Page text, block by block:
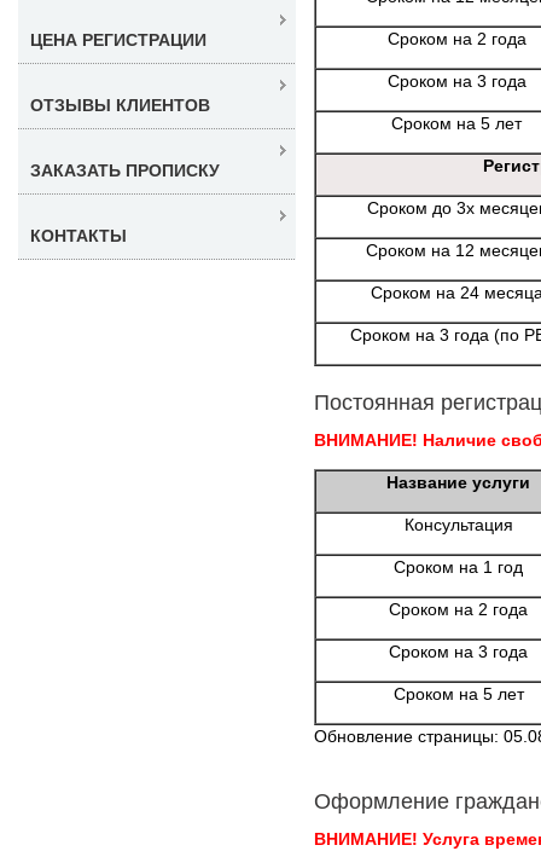
Сроком на 2 года
Сроком на 3 года
Сроком на 5 лет
Сроком до 3х
Сроком на 12
Сроком на 24
Сроком на 3 года (по
Постоянная
ВНИМАНИЕ! Наличие
Название услуги
Консультация
Сроком на 1 год
Сроком на 2 года
Сроком на 3 года
Сроком на 5 лет
Обновление страницы:
Оформление
ВНИМАНИЕ! Услуга
ЦЕНА РЕГИСТРАЦИИ
ОТЗЫВЫ КЛИЕНТОВ
ЗАКАЗАТЬ ПРОПИСКУ
КОНТАКТЫ